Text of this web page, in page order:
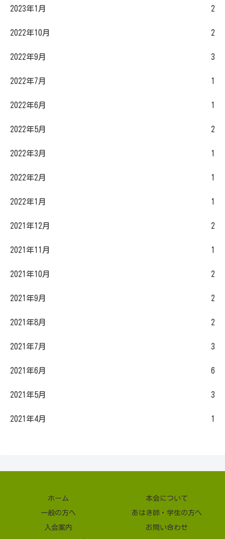
2023年1月 2
2022年10月 2
2022年9月 3
2022年7月 1
2022年6月 1
2022年5月 2
2022年3月 1
2022年2月 1
2022年1月 1
2021年12月 2
2021年11月 1
2021年10月 2
2021年9月 2
2021年8月 2
2021年7月 3
2021年6月 6
2021年5月 3
2021年4月 1
ホーム 本会について
一般の方へ あはき師・学生の方へ
入会案内 お問い合わせ